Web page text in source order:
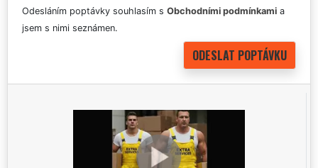
Odesláním poptávky souhlasím s Obchodními podmínkami a
jsem s nimi seznámen.